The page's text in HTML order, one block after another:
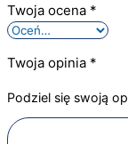
Twoja ocena *
Twoja opinia *
Podziel się swoją